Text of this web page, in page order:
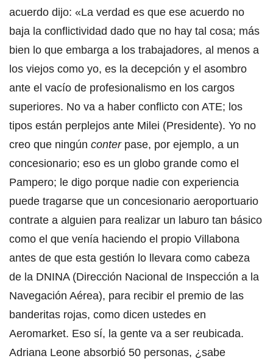
acuerdo dijo: «La verdad es que ese acuerdo no
baja la conflictividad dado que no hay tal cosa; más
bien lo que embarga a los trabajadores, al menos a
los viejos como yo, es la decepción y el asombro
ante el vacío de profesionalismo en los cargos
superiores. No va a haber conflicto con ATE; los
tipos están perplejos ante Milei (Presidente). Yo no
creo que ningún conterpase, por ejemplo, a un
concesionario; eso es un globo grande como el
Pampero; le digo porque nadie con experiencia
puede tragarse que un concesionario aeroportuario
contrate a alguien para realizar un laburo tan básico
como el que venía haciendo el propio Villabona
antes de que esta gestión lo llevara como cabeza
de la DNINA (Dirección Nacional de Inspección a la
Navegación Aérea), para recibir el premio de las
banderitas rojas, como dicen ustedes en
Aeromarket. Eso sí, la gente va a ser reubicada.
Adriana Leone absorbió 50 personas, ¿sabe